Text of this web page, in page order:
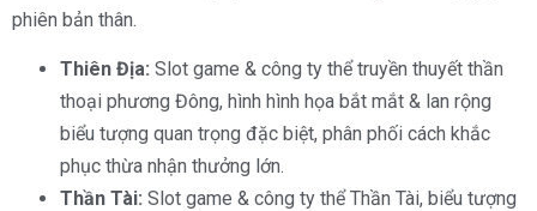
phiên bản thân.
Thiên Địa: Slot game & công ty thể truyền thuyết thần
thoại phương Đông, hình hình họa bắt mắt & lan rộng
biểu tượng quan trọng đặc biệt, phân phối cách khắc
phục thừa nhận thưởng lớn.
Thần Tài: Slot game & công ty thể Thần Tài, biểu tượng